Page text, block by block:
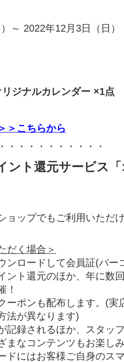
～ 2022年12月3日（日）
ジナルカレンダー ×1点
＞＞こちらから
・・・・・・・・・・
ント還元サービス
ョップでもご利用いただ
だく場合＞
ンロードして会員証(バー
ント還元のほか、年に数
！
ーポンも配布します。(実
法が異なります)
記録されるほか、スタッ
まなコンテンツもお楽し
ドにはお客様ご自身のス